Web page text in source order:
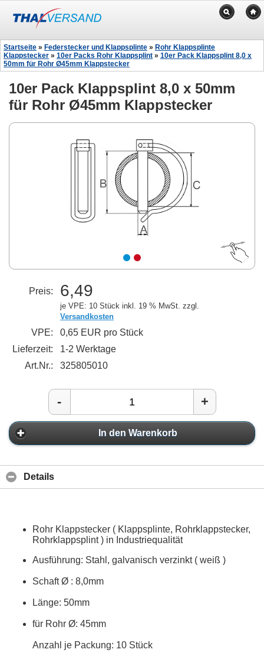
Startseite » Federstecker und Klappsplinte » Rohr Klappsplinte
Klappstecker » 10er Packs Rohr Klappsplint » 10er Pack Klappsplint 8,0 x
50mm für Rohr Ø45mm Klappstecker
10er Pack Klappsplint 8,0 x 50mm
für Rohr Ø45mm Klappstecker
Preis: 6,49
je VPE: 10 Stück inkl. 19 % MwSt. zzgl.
Versandkosten
VPE:
0,65 EUR pro Stück
Lieferzeit:
1-2 Werktage
Art.Nr.:
325805010
- +
In den Warenkorb
Details
Rohr Klappstecker ( Klappsplinte, Rohrklappstecker,
Rohrklappsplint ) in Industriequalität
Ausführung: Stahl, galvanisch verzinkt ( weiß )
SchaftØ : 8,0mm
Länge: 50mm
für Rohr Ø: 45mm
Anzahl je Packung: 10 Stück